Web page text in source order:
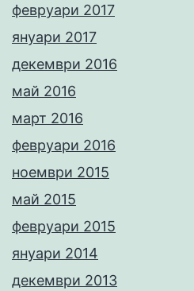
февруари 2017
януари 2017
декември 2016
май 2016
март 2016
февруари 2016
ноември 2015
май 2015
февруари 2015
януари 2014
декември 2013